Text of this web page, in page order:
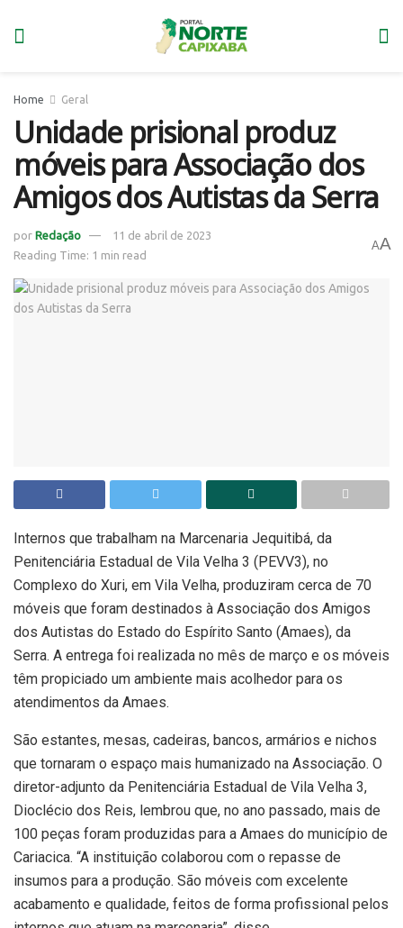
Home Geral
Unidade prisional produz
móveis para Associação dos
Amigos dos Autistas da Serra
por Redação
11 de abril de 2023
Reading Time: 1 min read
AA
Internos que trabalham na Marcenaria Jequitibá, da
Penitenciária Estadual de Vila Velha 3 (PEVV3), no
Complexo do Xuri, em Vila Velha, produziram cerca de 70
móveis que foram destinados à Associação dos Amigos
dos Autistas do Estado do Espírito Santo (Amaes), da
Serra. A entrega foi realizada no mês de março e os móveis
têm propiciado um ambiente mais acolhedor para os
atendimentos da Amaes.
São estantes, mesas, cadeiras, bancos, armários e nichos
que tornaram o espaço mais humanizado na Associação. O
diretor-adjunto da Penitenciária Estadual de Vila Velha 3,
Dioclécio dos Reis, lembrou que, no ano passado, mais de
100 peças foram produzidas para a Amaes do município de
Cariacica. “A instituição colaborou com o repasse de
insumos para a produção. São móveis com excelente
acabamento e qualidade, feitos de forma profissional pelos